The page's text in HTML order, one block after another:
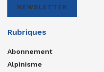
NEWSLETTER
Rubriques
Abonnement
Alpinisme